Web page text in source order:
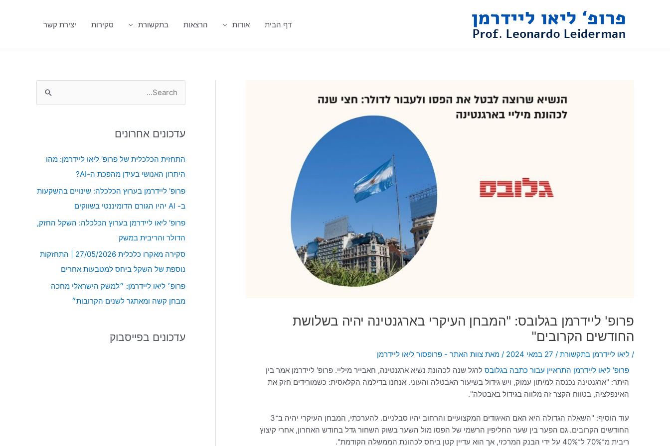
דף הבית אודות הרצאות בתקשורת סקירות יצירת קשר
פרופ' ליידרמן בגלובס: "המבחן העיקרי בארגנטינה יהיה בשלושת
החודשים הקרובים"
/ ליאו ליידרמן בתקשורת / 27 במאי 2024 / מאת צוות האתר - פרופסור ליאו ליידרמן
פרופ' ליאו ליידרמן התראיין עבור כתבה בגלובס לרגל שנה לכהונת נשיא ארגנטינה, חאבייר מיליי. פרופ' ליידרמן אמר בין
היתר: "ארגנטינה נכנסה למיתון עמוק, ויש גידול בשיעור האבטלה והעוני. אנחנו בדילמה הקלאסית: כשמורידים חזק את
האינפלציה, בטווח הקצר זה מלווה בגידול באבטלה".
עוד הוסיף: "השאלה הגדולה היא האם האיגודים המקצועיים והרחוב יהיו סבלניים. להערכתי, המבחן העיקרי יהיה ב־3
החודשים הקרובים. גם הפער בין שער החליפין הרשמי של הפסו מול השער בשוק השחור גדל בחודש האחרון, אחרי קיצוץ
ריבית מ־70% ל־40% על ידי הבנק המרכזי, אך הוא עדיין קטן ביחס לכהונת הממשלה הקודמת".
r
:
עדכונים אחרונים
התחזית הכלכלית של פרופ' ליאו ליידרמן: מהו
היתרון האנושי בעידן מהפכת ה-AI?
פרופ' ליידרמן בערוץ הכלכלה: שינויים בהשקעות
ב- AI יהיו הגורם הדומיננטי בשווקים
פרופ' ליאו ליידרמן בערוץ הכלכלה: השקל החזק,
הדולר והריבית במשק
סקירה מאקרו כלכלית 27/05/2026 | התחזקות
נוספת של השקל ביחס למטבעות אחרים
פרופ׳ ליאו ליידרמן: ״למשק הישראלי מחכה
מבחן קשה ומאתגר לשנים הקרובות״
עדכונים בפייסבוק